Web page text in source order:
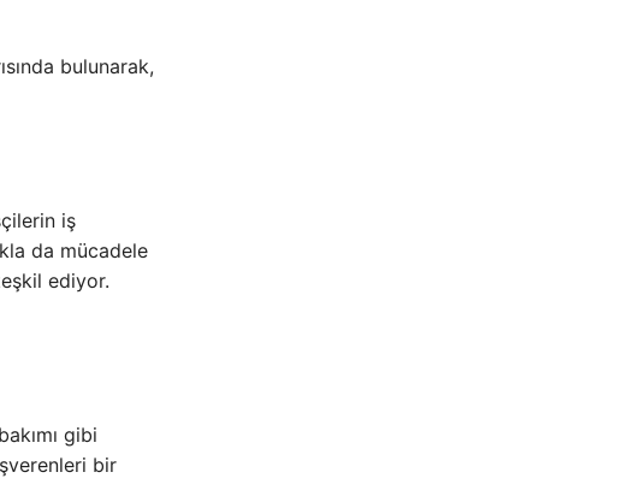
bulunarak,
iş
da mücadele
ediyor.
gibi
bir